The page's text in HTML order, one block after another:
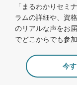
「まるわかりセミ
ラムの詳細や、資
のリアルな声をお
でどこからでも参
今